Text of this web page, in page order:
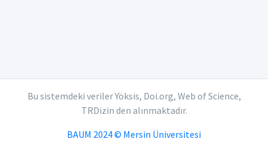
Bu sistemdeki veriler Yöksis, Doi.org, Web of Science,
TRDizin den alınmaktadır.
BAUM 2024 © Mersin Üniversitesi